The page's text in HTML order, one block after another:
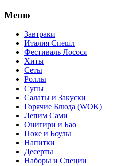
Меню
Завтраки
Италия Спешл
Фестиваль Лосося
Хиты
Сеты
Роллы
Супы
Салаты и Закуски
Горячие Блюда (WOK)
Лепим Сами
Онигири и Бао
Поке и Боулы
Напитки
Десерты
Наборы и Специи